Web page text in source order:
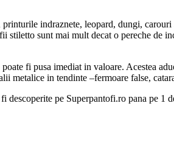
indraznete, leopard, dungi,
sunt mai mult decat o pereche de
fi pusa imediat in valoare. Acestea
metalice in tendinte –fermoare false,
descoperite pe Superpantofi.ro pana pe 1